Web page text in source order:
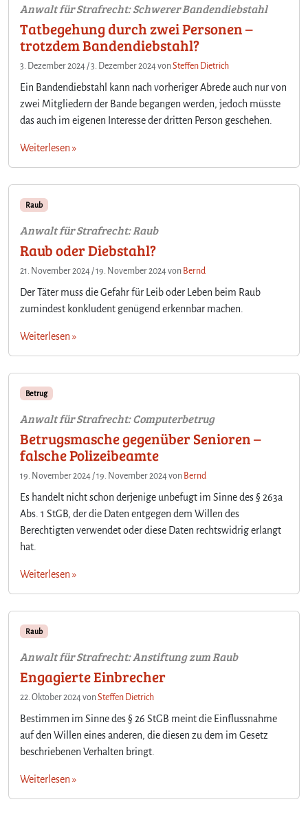
Anwalt für Strafrecht: Schwerer Bandendiebstahl
Tatbegehung durch zwei Personen –
trotzdem Bandendiebstahl?
3. Dezember 2024 /3. Dezember 2024vonSteffen Dietrich
Ein Bandendiebstahl kann nach vorheriger Abrede auch nur von
zwei Mitgliedern der Bande begangen werden, jedoch müsste
das auch im eigenen Interesse der dritten Person geschehen.
Weiterlesen »
Raub
Anwalt für Strafrecht: Raub
Raub oder Diebstahl?
21. November 2024 /19. November 2024von Bernd
Der Täter muss die Gefahr für Leib oder Leben beim Raub
zumindest konkludent genügend erkennbar machen.
Weiterlesen »
Betrug
Anwalt für Strafrecht: Computerbetrug
Betrugsmasche gegenüber Senioren –
falsche Polizeibeamte
19. November 2024 /19. November 2024von Bernd
Es handelt nicht schon derjenige unbefugt im Sinne des § 263a
Abs. 1 StGB, der die Daten entgegen dem Willen des
Berechtigten verwendet oder diese Daten rechtswidrig erlangt
hat.
Weiterlesen »
Raub
Anwalt für Strafrecht: Anstiftung zum Raub
Engagierte Einbrecher
22. Oktober 2024vonSteffen Dietrich
Bestimmen im Sinne des § 26 StGB meint die Einflussnahme
auf den Willen eines anderen, die diesen zu dem im Gesetz
beschriebenen Verhalten bringt.
Weiterlesen »